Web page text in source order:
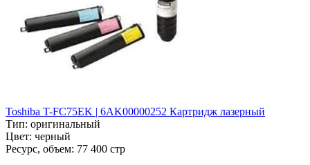
Toshiba T-FC75EK | 6AK00000252 Картридж лазерный
Тип: оригинальный
Цвет: черный
Ресурс, объем: 77 400 стр